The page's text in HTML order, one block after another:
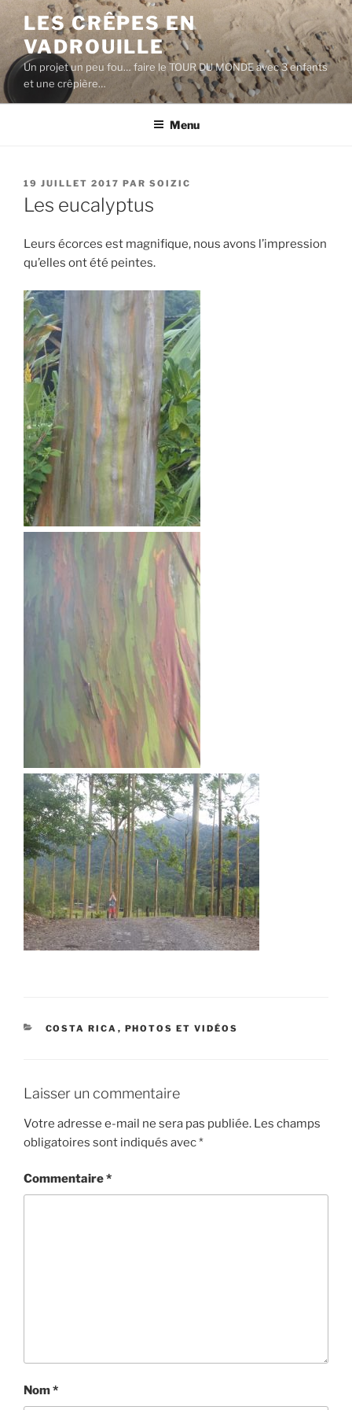
contenu
principal
LES CRÊPES EN
VADROUILLE
Un projet un peu fou… faire le TOUR DU MONDE avec 3 enfants
et une crêpière…
Menu
PUBLIÉ
LE
19 JUILLET 2017 PAR SOIZIC
Les eucalyptus
Leurs écorces est magnifique, nous avons l’impression
qu’elles ont été peintes.
CATÉGORIES
COSTA RICA , PHOTOS ET VIDÉOS
Laisser un commentaire
Votre adresse e-mail ne sera pas publiée. Les champs
obligatoires sont indiqués avec*
Commentaire*
Nom*